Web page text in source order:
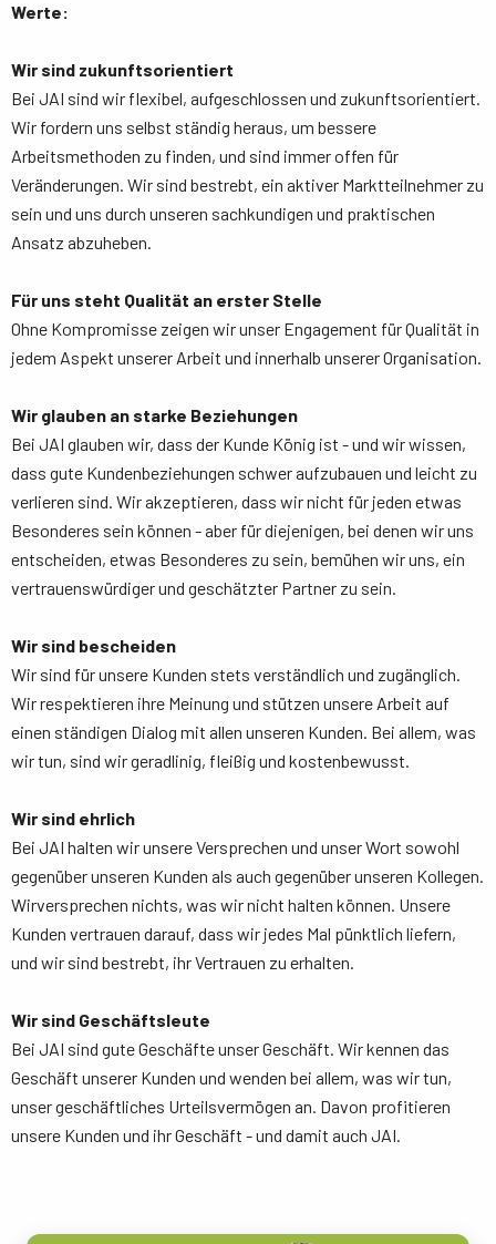
Werte:
Wir sind zukunftsorientiert
Bei JAI sind wir flexibel, aufgeschlossen und zukunftsorientiert.
Wir fordern uns selbst ständig heraus, um bessere
Arbeitsmethoden zu finden, und sind immer offen für
Veränderungen. Wir sind bestrebt, ein aktiver Marktteilnehmer zu
sein und uns durch unseren sachkundigen und praktischen
Ansatz abzuheben.
Für uns steht Qualität an erster Stelle
Ohne Kompromisse zeigen wir unser Engagement für Qualität in
jedem Aspekt unserer Arbeit und innerhalb unserer Organisation.
Wir glauben an starke Beziehungen
Bei JAI glauben wir, dass der Kunde König ist - und wir wissen,
dass gute Kundenbeziehungen schwer aufzubauen und leicht zu
verlieren sind. Wir akzeptieren, dass wir nicht für jeden etwas
Besonderes sein können - aber für diejenigen, bei denen wir uns
entscheiden, etwas Besonderes zu sein, bemühen wir uns, ein
vertrauenswürdiger und geschätzter Partner zu sein.
Wir sind bescheiden
Wir sind für unsere Kunden stets verständlich und zugänglich.
Wir respektieren ihre Meinung und stützen unsere Arbeit auf
einen ständigen Dialog mit allen unseren Kunden. Bei allem, was
wir tun, sind wir geradlinig, fleißig und kostenbewusst.
Wir sind ehrlich
Bei JAI halten wir unsere Versprechen und unser Wort sowohl
gegenüber unseren Kunden als auch gegenüber unseren Kollegen.
Wirversprechen nichts, was wir nicht halten können. Unsere
Kunden vertrauen darauf, dass wir jedes Mal pünktlich liefern,
und wir sind bestrebt, ihr Vertrauen zu erhalten.
Wir sind Geschäftsleute
Bei JAI sind gute Geschäfte unser Geschäft. Wir kennen das
Geschäft unserer Kunden und wenden bei allem, was wir tun,
unser geschäftliches Urteilsvermögen an. Davon profitieren
unsere Kunden und ihr Geschäft - und damit auch JAI.